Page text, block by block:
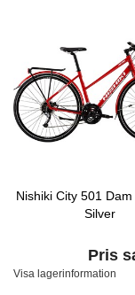
Nishiki City 501
Silver
Pris
Visa lagerinformation